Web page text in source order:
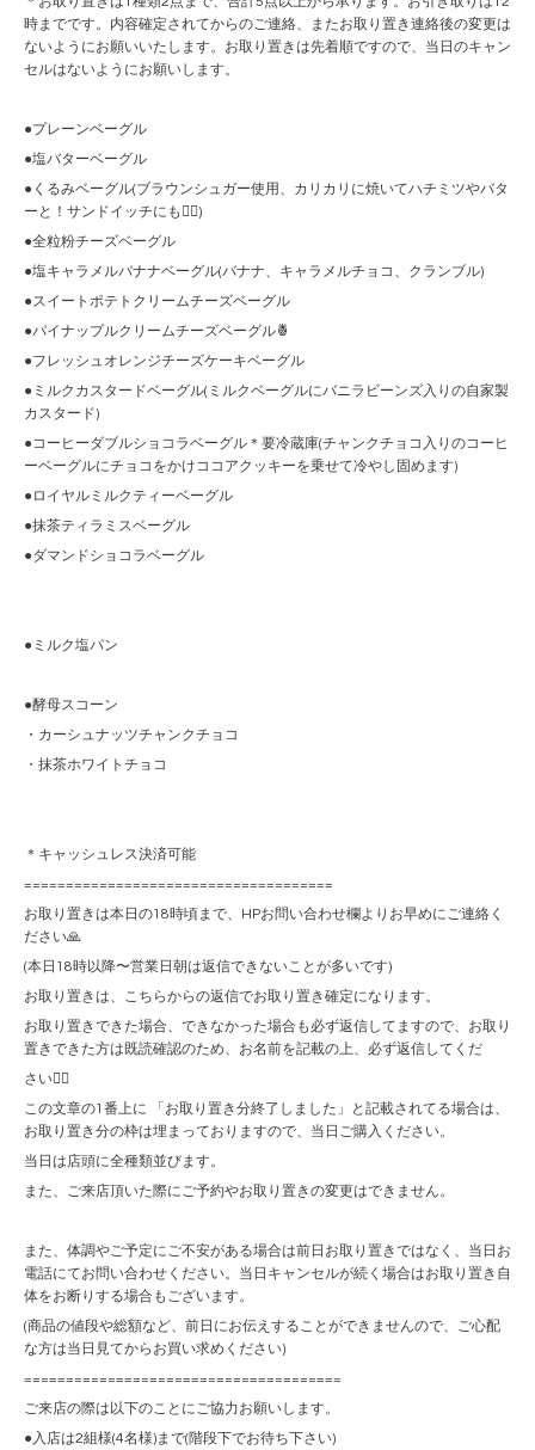
時までです。内容確定されてからのご連絡、またお取り置き連絡後の変更は
ないようにお願いいたします。お取り置きは先着順ですので、当日のキャン
セルはないようにお願いします。
●プレーンベーグル
●塩バターベーグル
●くるみベーグル(ブラウンシュガー使用、カリカリに焼いてハチミツやバタ
ーと！サンドイッチにも🙆‍♀️)
●全粒粉チーズベーグル
●塩キャラメルバナナベーグル(バナナ、キャラメルチョコ、クランブル)
●スイートポテトクリームチーズベーグル
●パイナップルクリームチーズベーグル🍍
●フレッシュオレンジチーズケーキベーグル
●ミルクカスタードベーグル(ミルクベーグルにバニラビーンズ入りの自家製
カスタード)
●コーヒーダブルショコラベーグル＊要冷蔵庫(チャンクチョコ入りのコーヒ
ーベーグルにチョコをかけココアクッキーを乗せて冷やし固めます)
●ロイヤルミルクティーベーグル
●抹茶ティラミスベーグル
●ダマンドショコラベーグル
●ミルク塩パン
●酵母スコーン
・カーシュナッツチャンクチョコ
・抹茶ホワイトチョコ
＊キャッシュレス決済可能
=====================================
お取り置きは本日の18時頃まで、HPお問い合わせ欄よりお早めにご連絡く
ださい🙏
(本日18時以降〜営業日朝は返信できないことが多いです)
お取り置きは、こちらからの返信でお取り置き確定になります。
お取り置きできた場合、できなかった場合も必ず返信してますので、お取り
置きできた方は既読確認のため、お名前を記載の上、必ず返信してくだ
さい🙇‍♀️
この文章の1番上に 「お取り置き分終了しました」と記載されてる場合は、
お取り置き分の枠は埋まっておりますので、当日ご購入ください。
当日は店頭に全種類並びます。
また、ご来店頂いた際にご予約やお取り置きの変更はできません。
また、体調やご予定にご不安がある場合は前日お取り置きではなく、当日お
電話にてお問い合わせください。当日キャンセルが続く場合はお取り置き自
体をお断りする場合もございます。
(商品の値段や総額など、前日にお伝えすることができませんので、ご心配
な方は当日見てからお買い求めください)
======================================
ご来店の際は以下のことにご協力お願いします。
●入店は2組様(4名様)まで(階段下でお待ち下さい)